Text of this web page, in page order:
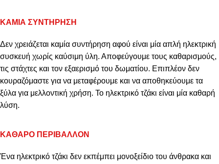
ΚΑΜΙΑ ΣΥΝΤΗΡΗΣΗ
Δεν χρειάζεται καμία συντήρηση αφού είναι μία απλή ηλεκτρική
συσκευή χωρίς καύσιμη ύλη. Αποφεύγουμε τους καθαρισμούς,
τις στάχτες και τον εξαερισμό του δωματίου. Επιπλέον δεν
κουραζόμαστε για να μεταφέρουμε και να αποθηκεύουμε τα
ξύλα για μελλοντική χρήση. Το ηλεκτρικό τζάκι είναι μία καθαρή
λύση.
ΚΑΘΑΡΟ ΠΕΡΙΒΑΛΛΟΝ
Ένα ηλεκτρικό τζάκι δεν εκπέμπει μονοξείδιο του άνθρακα και